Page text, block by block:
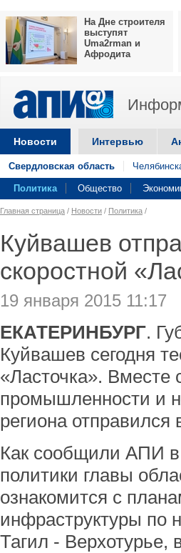
На Дне строителя
выступят
Uma2rman и
Афродита
Новости Интервью
Свердловская область
Политика Общество
Главная страница / Новости / Политика /
Куйвашев
скоростной
19 января 2015 11:17
ЕКАТЕРИНБУРГ.
Куйвашев сегодня
«Ласточка».
промышленности и
региона отправился
Как сообщили АПИ
политики главы
ознакомится с
инфраструктуры по
Тагил - Верхотурье,